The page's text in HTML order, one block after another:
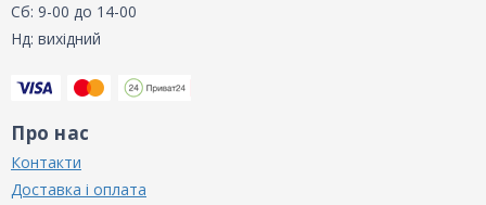
Сб: 9-00 до 14-00
Нд: вихідний
Про нас
Контакти
Доставка і оплата